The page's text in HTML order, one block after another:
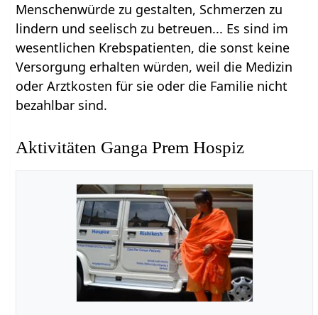
Menschenwürde zu gestalten, Schmerzen zu
lindern und seelisch zu betreuen... Es sind im
wesentlichen Krebspatienten, die sonst keine
Versorgung erhalten würden, weil die Medizin
oder Arztkosten für sie oder die Familie nicht
bezahlbar sind.
Aktivitäten Ganga Prem Hospiz